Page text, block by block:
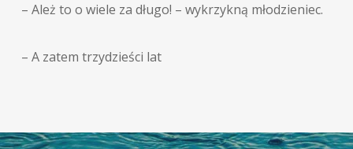
– Ależ to o wiele za długo! – wykrzykną młodzieniec.
– A zatem trzydzieści lat